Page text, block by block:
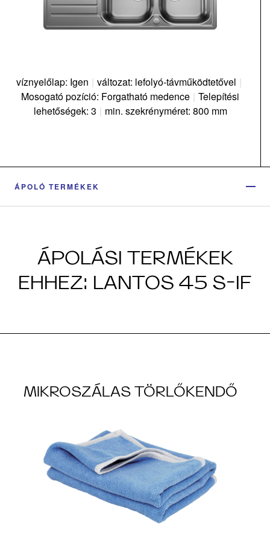
víznyelőlap: Igen | változat: lefolyó-távműködtetővel |
Mosogató pozíció: Forgatható medence | Telepítési
lehetőségek: 3 | min. szekrényméret: 800 mm
ÁPOLÓ TERMÉKEK
ÁPOLÁSI TERMÉKEK
EHHEZ: LANTOS 45 S-IF
MIKROSZÁLAS TÖRLŐKENDŐ